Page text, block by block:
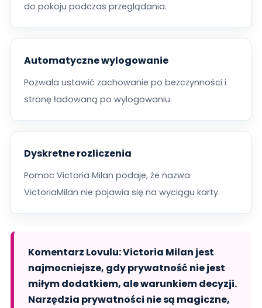
do pokoju podczas przeglądania.
Automatyczne wylogowanie
Pozwala ustawić zachowanie po bezczynności i
stronę ładowaną po wylogowaniu.
Dyskretne rozliczenia
Pomoc Victoria Milan podaje, że nazwa
VictoriaMilan nie pojawia się na wyciągu karty.
Komentarz Lovulu: Victoria Milan jest
najmocniejsze, gdy prywatność nie jest
miłym dodatkiem, ale warunkiem decyzji.
Narzędzia prywatności nie są magiczne,